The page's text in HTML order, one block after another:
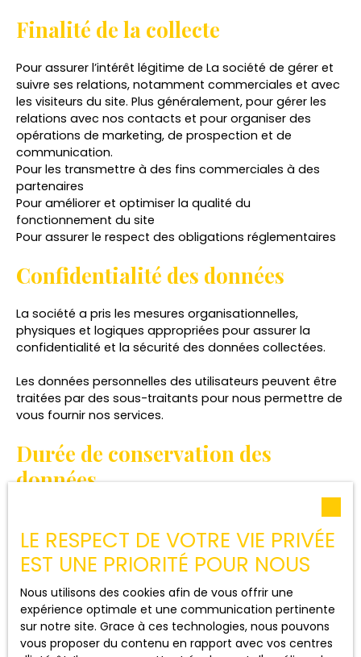
Finalité de la collecte
Pour assurer l’intérêt légitime de La société de gérer et
suivre ses relations, notamment commerciales et avec
les visiteurs du site. Plus généralement, pour gérer les
relations avec nos contacts et pour organiser des
opérations de marketing, de prospection et de
communication.
Pour les transmettre à des fins commerciales à des
partenaires
Pour améliorer et optimiser la qualité du
fonctionnement du site
Pour assurer le respect des obligations réglementaires
Confidentialité des données
La société a pris les mesures organisationnelles,
physiques et logiques appropriées pour assurer la
confidentialité et la sécurité des données collectées.
Les données personnelles des utilisateurs peuvent être
traitées par des sous-traitants pour nous permettre de
vous fournir nos services.
Durée de conservation des
données
Nous conservons vos données uniquement le temps
nécessaire pour les finalités poursuivies, conformément
aux prescriptions légales.
Droits des utilisateurs
Conformément à la réglementation européenne et à la
loi Informatique et libertés du 6 janvier 1978, les
LE RESPECT DE VOTRE VIE PRIVÉE
EST UNE PRIORITÉ POUR NOUS
Nous utilisons des cookies afin de vous offrir une
expérience optimale et une communication pertinente
sur notre site. Grace à ces technologies, nous pouvons
vous proposer du contenu en rapport avec vos centres